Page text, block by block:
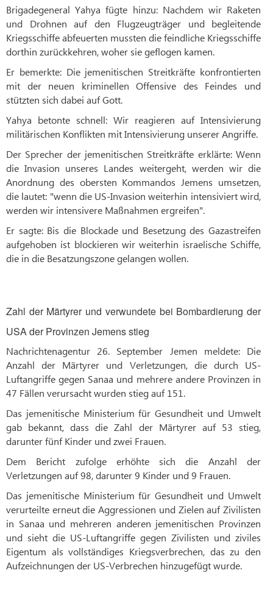
Brigadegeneral Yahya fügte hinzu: Nachdem wir Raketen
und Drohnen auf den Flugzeugträger und begleitende
Kriegsschiffe abfeuerten mussten die feindliche Kriegsschiffe
dorthin zurückkehren, woher sie geflogen kamen.
Er bemerkte: Die jemenitischen Streitkräfte konfrontierten
mit der neuen kriminellen Offensive des Feindes und
stützten sich dabei auf Gott.
Yahya betonte schnell: Wir reagieren auf Intensivierung
militärischen Konflikten mit Intensivierung unserer Angriffe.
Der Sprecher der jemenitischen Streitkräfte erklärte: Wenn
die Invasion unseres Landes weitergeht, werden wir die
Anordnung des obersten Kommandos Jemens umsetzen,
die lautet: "wenn die US-Invasion weiterhin intensiviert wird,
werden wir intensivere Maßnahmen ergreifen".
Er sagte: Bis die Blockade und Besetzung des Gazastreifen
aufgehoben ist blockieren wir weiterhin israelische Schiffe,
die in die Besatzungszone gelangen wollen.
Zahl der Märtyrer und verwundete bei Bombardierung der
USA der Provinzen Jemens stieg
Nachrichtenagentur 26. September Jemen meldete: Die
Anzahl der Märtyrer und Verletzungen, die durch US-
Luftangriffe gegen Sanaa und mehrere andere Provinzen in
47 Fällen verursacht wurden stieg auf 151.
Das jemenitische Ministerium für Gesundheit und Umwelt
gab bekannt, dass die Zahl der Märtyrer auf 53 stieg,
darunter fünf Kinder und zwei Frauen.
Dem Bericht zufolge erhöhte sich die Anzahl der
Verletzungen auf 98, darunter 9 Kinder und 9 Frauen.
Das jemenitische Ministerium für Gesundheit und Umwelt
verurteilte erneut die Aggressionen und Zielen auf Zivilisten
in Sanaa und mehreren anderen jemenitischen Provinzen
und sieht die US-Luftangriffe gegen Zivilisten und ziviles
Eigentum als vollständiges Kriegsverbrechen, das zu den
Aufzeichnungen der US-Verbrechen hinzugefügt wurde.